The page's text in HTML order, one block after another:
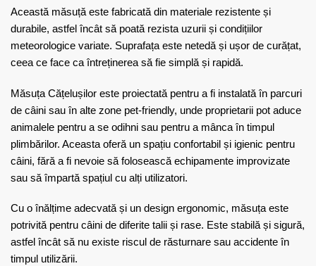
Această măsuță este fabricată din materiale rezistente și
durabile, astfel încât să poată rezista uzurii și condițiilor
meteorologice variate. Suprafața este netedă și ușor de curățat,
ceea ce face ca întreținerea să fie simplă și rapidă.
Măsuța Cățelușilor este proiectată pentru a fi instalată în parcuri
de câini sau în alte zone pet-friendly, unde proprietarii pot aduce
animalele pentru a se odihni sau pentru a mânca în timpul
plimbărilor. Aceasta oferă un spațiu confortabil și igienic pentru
câini, fără a fi nevoie să folosească echipamente improvizate
sau să împartă spațiul cu alți utilizatori.
Cu o înălțime adecvată și un design ergonomic, măsuța este
potrivită pentru câini de diferite talii și rase. Este stabilă și sigură,
astfel încât să nu existe riscul de răsturnare sau accidente în
timpul utilizării.